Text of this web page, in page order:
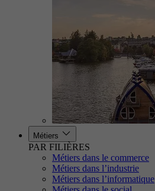
Métiers
PAR FILIÈRES
Métiers dans le commerce
Métiers dans l’industrie
Métiers dans l’informatique